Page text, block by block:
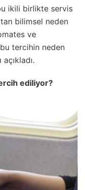
ikili birlikte servis
bilimsel neden
ve
tercihin neden
ediliyor?